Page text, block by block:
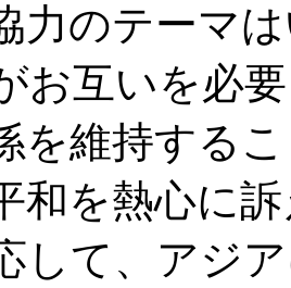
力のテーマ
お互いを必
を維持する
を熱心に
して、アジ